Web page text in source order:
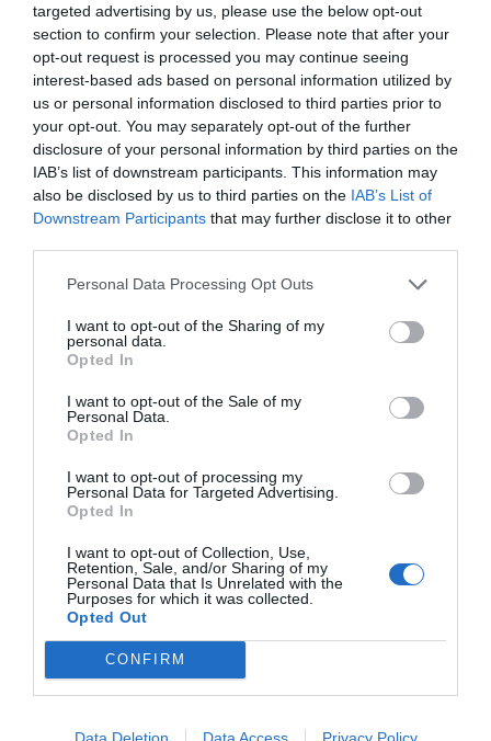
targeted advertising by us, please use the below opt-out
section to confirm your selection. Please note that after your
opt-out request is processed you may continue seeing
interest-based ads based on personal information utilized by
us or personal information disclosed to third parties prior to
your opt-out. You may separately opt-out of the further
disclosure of your personal information by third parties on the
IAB’s list of downstream participants. This information may
also be disclosed by us to third parties on the IAB’s List of
Downstream Participants that may further disclose it to other
Personal Data Processing Opt Outs
I want to opt-out of the Sharing of my
personal data.
Opted In
I want to opt-out of the Sale of my
Personal Data.
Opted In
I want to opt-out of processing my
Personal Data for Targeted Advertising.
Opted In
I want to opt-out of Collection, Use,
Retention, Sale, and/or Sharing of my
Personal Data that Is Unrelated with the
Purposes for which it was collected.
Opted Out
CONFIRM
Data Deletion Data Access Privacy Policy
Organizada por el Ayuntamiento de El Puig de Santa
Maria junto a los Clavarios de Sant Roc 2026, la cita
combina la pasión por el motor con un entorno
patrimonial único, declarado Bien de Interés Cultural.
Durante la jornada, los asistentes podrán disfrutar de
una exposición de vehículos, algunos con más de un
siglo de historia, música, sorteos, puestos de venta y el
tradicional almuerzo a la brasa, uno de los momentos
más esperados del encuentro.
La programación arrancará a las 08:30 horas con la
recepción de vehículos, seguida del almuerzo popular
a las 10:00 horas. A las 12:00 se celebrará la entrega de
trofeos y, posteriormente, los vehículos participantes
municipio.